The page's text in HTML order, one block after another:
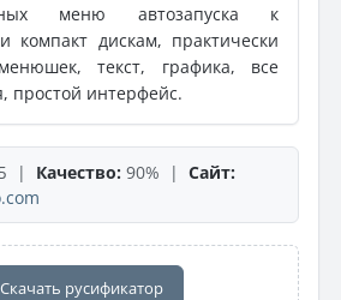
меню автозапуска к
компакт дискам, практически
текст, графика, все
простой интерфейс.
| Качество: 90% | Сайт:
русификатор